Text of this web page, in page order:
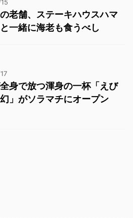
老舗、ステーキハウスハマ
一緒に海老も食うべし
身で放つ渾身の一杯「えび
」がソラマチにオープン